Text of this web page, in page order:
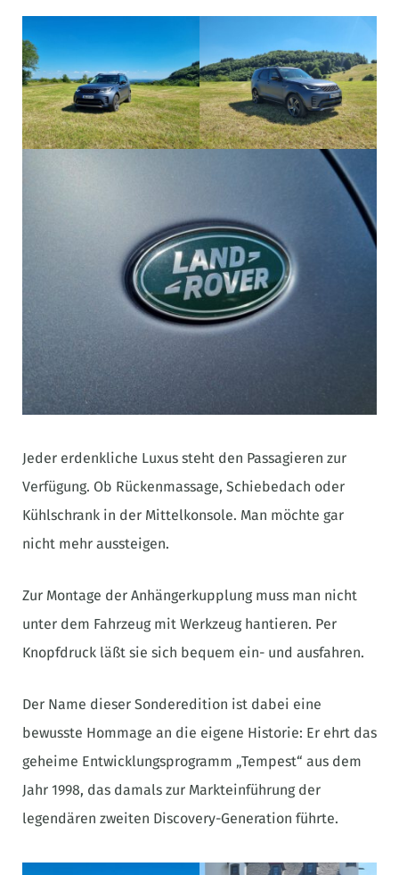
Jeder erdenkliche Luxus steht den Passagieren zur
Verfügung. Ob Rückenmassage, Schiebedach oder
Kühlschrank in der Mittelkonsole. Man möchte gar
nicht mehr aussteigen.
Zur Montage der Anhängerkupplung muss man nicht
unter dem Fahrzeug mit Werkzeug hantieren. Per
Knopfdruck läßt sie sich bequem ein- und ausfahren.
Der Name dieser Sonderedition ist dabei eine
bewusste Hommage an die eigene Historie: Er ehrt das
geheime Entwicklungsprogramm „Tempest“ aus dem
Jahr 1998, das damals zur Markteinführung der
legendären zweiten Discovery-Generation führte.